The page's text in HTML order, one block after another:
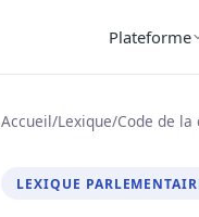
Plateforme
Accueil/Lexique/Code de
LEXIQUE